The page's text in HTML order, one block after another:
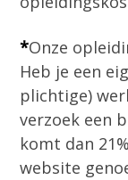
*Onze
Heb je een
plichtige)
verzoek een
komt dan
website